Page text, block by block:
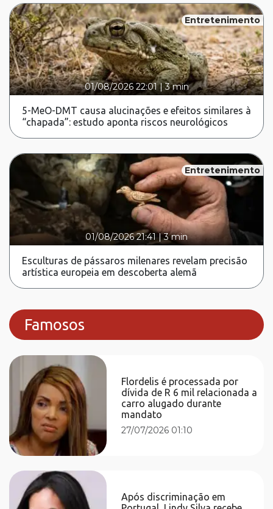
Entretenimento
01/08/2026 22:01|3 min
5-MeO-DMT causa alucinações e efeitos similares à
“chapada”: estudo aponta riscos neurológicos
Entretenimento
01/08/2026 21:41 |3 min
Esculturas de pássaros milenares revelam precisão
artística europeia em descoberta alemã
Famosos
Flordelis é processada por
dívida de R 6 mil relacionada a
carro alugado durante
mandato
27/07/2026 01:10
Após discriminação em